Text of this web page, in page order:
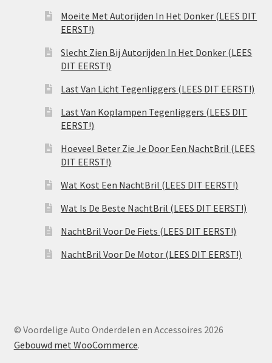
Moeite Met Autorijden In Het Donker (LEES DIT
EERST!)
Slecht Zien Bij Autorijden In Het Donker (LEES
DIT EERST!)
Last Van Licht Tegenliggers (LEES DIT EERST!)
Last Van Koplampen Tegenliggers (LEES DIT
EERST!)
Hoeveel Beter Zie Je Door Een NachtBril (LEES
DIT EERST!)
Wat Kost Een NachtBril (LEES DIT EERST!)
Wat Is De Beste NachtBril (LEES DIT EERST!)
NachtBril Voor De Fiets (LEES DIT EERST!)
NachtBril Voor De Motor (LEES DIT EERST!)
© Voordelige Auto Onderdelen en Accessoires 2026
Gebouwd met WooCommerce.